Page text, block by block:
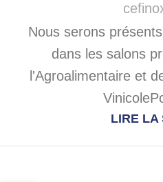
Nous serons
dans les salons
l'Agroalimentaire et
LIRE LA